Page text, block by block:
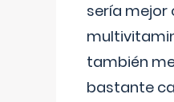
sería mejor
también
bastante